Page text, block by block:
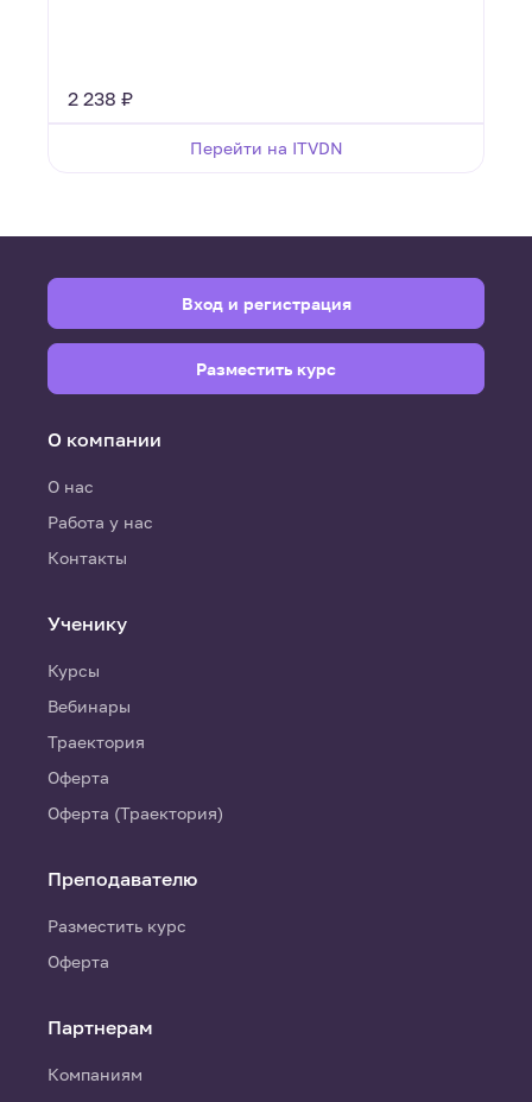
2 238 ₽
Перейти на ITVDN
О компании
О нас
Работа у нас
Контакты
Ученику
Курсы
Вебинары
Траектория
Оферта
Оферта (Траектория)
Преподавателю
Разместить курс
Оферта
Партнерам
Компаниям
Вход и регистрация
Разместить курс